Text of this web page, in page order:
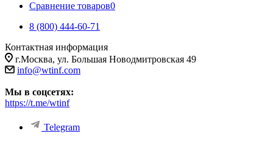
Сравнение товаров0
8 (800) 444-60-71
Контактная информация
г.Москва, ул. Большая Новодмитровская 49
info@wtinf.com
Мы в соцсетях:
https://t.me/wtinf
Telegram